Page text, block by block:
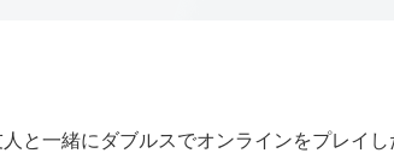
と一緒にダブルスでオンラインをプレイ